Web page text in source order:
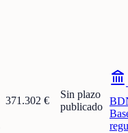
371.302 €
Sin plazo
publicado